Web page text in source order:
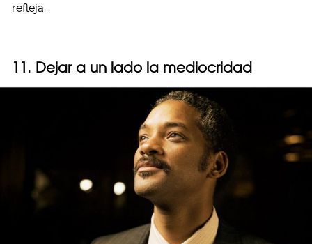
refleja.
11. Dejar a un lado la mediocridad